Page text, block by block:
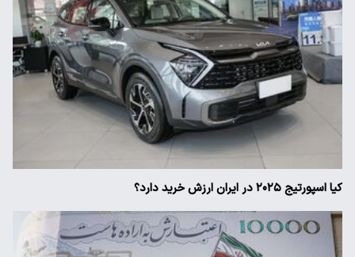
کیا اسپورتیج ۲۰۲۵ در ایران ارزش خرید دارد؟